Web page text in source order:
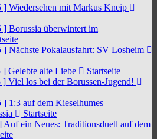
] Wiedersehen mit Markus Kneip
] Borussia überwintert im
] Nächste Pokalausfahrt: SV Losheim
] Gelebte alte Liebe
Startseite
] Viel los bei der Borussen-Jugend!
] 1:3 auf dem Kieselhumes –
Startseite
Auf ein Neues: Traditionsduell auf dem